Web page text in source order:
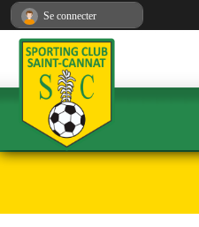
Se connecter
Panneau de gestion des cookies